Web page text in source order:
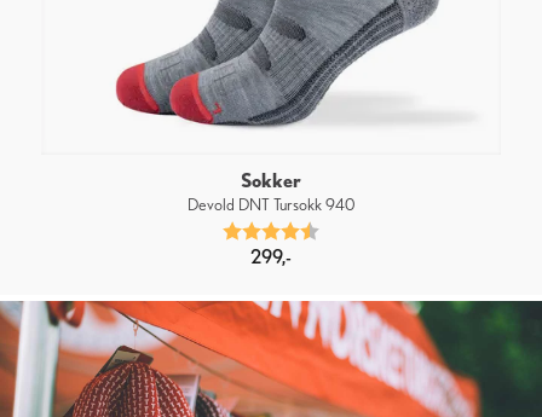
Sokker
Devold DNT Tursokk 940
Karakter:
299,-